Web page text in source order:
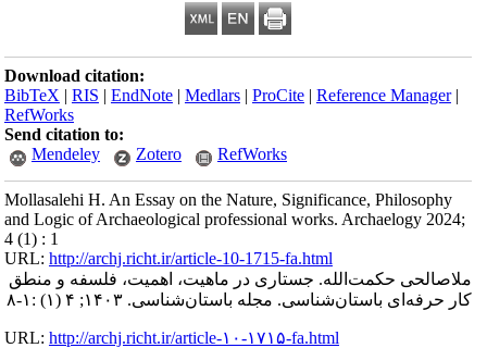
Download citation:
BibTeX |RIS |EndNote |Medlars |ProCite |Reference Manager
RefWorks
Send citation to:
Mendeley
Zotero RefWorks
Mollasalehi H. An Essay on the Nature, Significance, Philosophy
and Logic of Archaeological professional works. Archaelogy 2024;
4 (1) : 1
URL:http://archj.richt.ir/article-10-1715-fa.html
ملاصالحی حکمت‌الله. جستاری در ماهیت، اهمیت، فلسفه و منطق
کار حرفه‌ای باستان‌شناسی. مجله باستان‌شناسی. ۱۴۰۳; ۴ (۱) :۱-۸
URL:http://archj.richt.ir/article-۱۰-۱۷۱۵-fa.html